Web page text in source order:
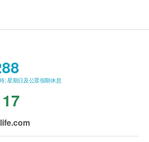
。
單後3個工作天內安排發貨。
會因節日而有所影響。當八號烈風
暴雨警告生效時，送貨服務時間將
相關貨品的供應情況再作最後確
購health.ESDlife未能提供任何訂
; 星期日及公眾假期休息